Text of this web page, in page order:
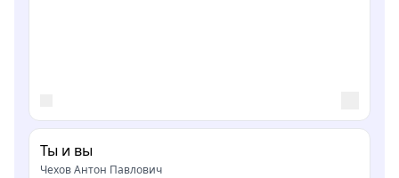
Ты и вы
Чехов Антон Павлович